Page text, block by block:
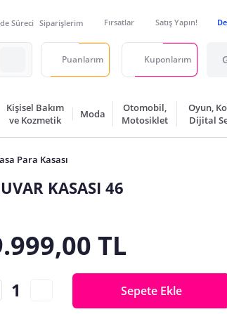
Süreci Siparişlerim Fırsatlar Satış Yapın!
Puanlarım Kuponlarım
Kişisel Bakım
ve Kozmetik
Moda
Otomobil,
Motosiklet
Oyun,
Dijital
Para Kasası
KASASI 46
TL
Sepete Ekle